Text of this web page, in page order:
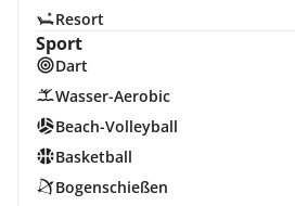
Resort
Sport
Dart
Wasser-Aerobic
Beach-Volleyball
Basketball
Bogenschießen